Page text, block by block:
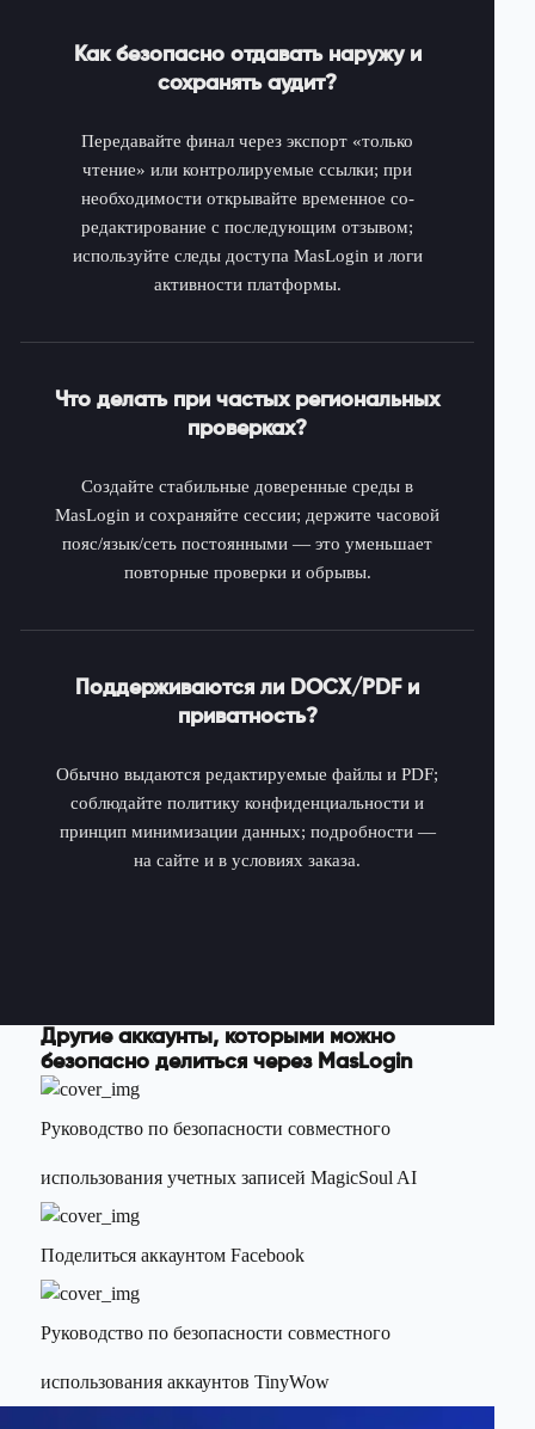
Как безопасно отдавать наружу и
сохранять аудит?
Передавайте финал через экспорт «только
чтение» или контролируемые ссылки; при
необходимости открывайте временное со-
редактирование с последующим отзывом;
используйте следы доступа MasLogin и логи
активности платформы.
Что делать при частых региональных
проверках?
Создайте стабильные доверенные среды в
MasLogin и сохраняйте сессии; держите часовой
пояс/язык/сеть постоянными — это уменьшает
повторные проверки и обрывы.
Поддерживаются ли DOCX/PDF и
приватность?
Обычно выдаются редактируемые файлы и PDF;
соблюдайте политику конфиденциальности и
принцип минимизации данных; подробности —
на сайте и в условиях заказа.
Другие аккаунты, которыми можно
безопасно делиться через MasLogin
Руководство по безопасности совместного
использования учетных записей MagicSoul AI
Поделиться аккаунтом Facebook
Руководство по безопасности совместного
использования аккаунтов TinyWow